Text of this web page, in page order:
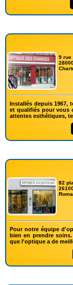
9 rue
Installés depuis 1967,
et qualifiés pour vous
attentes esthétiques,
82
Pour notre équipe
bien en prendre
que l'optique a de